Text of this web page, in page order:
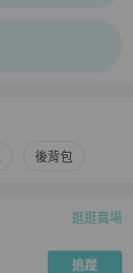
後背包
逛逛賣場
追蹤